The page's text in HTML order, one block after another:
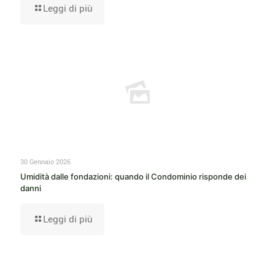
Leggi di più
30 Gennaio 2026
Umidità dalle fondazioni: quando il Condominio risponde dei
danni
Leggi di più